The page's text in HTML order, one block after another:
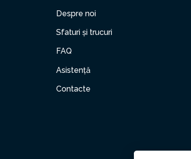
Despre noi
Sfaturi și trucuri
FAQ
Asistență
Contacte